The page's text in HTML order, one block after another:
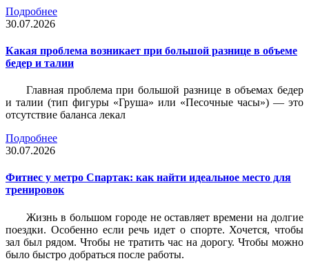
Подробнее
30.07.2026
Какая проблема возникает при большой разнице в объеме
бедер и талии
Главная проблема при большой разнице в объемах бедер
и талии (тип фигуры «Груша» или «Песочные часы») — это
отсутствие баланса лекал
Подробнее
30.07.2026
Фитнес у метро Спартак: как найти идеальное место для
тренировок
Жизнь в большом городе не оставляет времени на долгие
поездки. Особенно если речь идет о спорте. Хочется, чтобы
зал был рядом. Чтобы не тратить час на дорогу. Чтобы можно
было быстро добраться после работы.